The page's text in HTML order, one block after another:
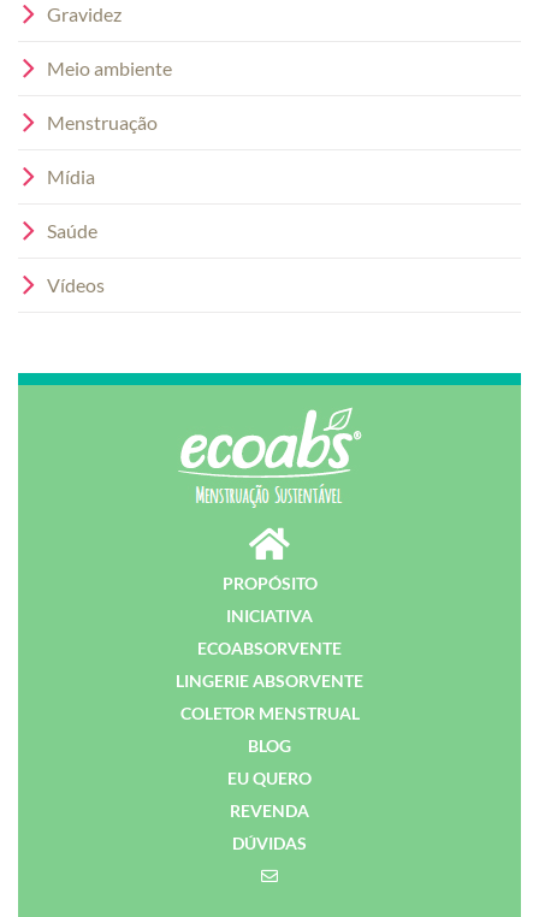
Gravidez
Meio ambiente
Menstruação
Mídia
Saúde
Vídeos
PROPÓSITO
INICIATIVA
ECOABSORVENTE
LINGERIE ABSORVENTE
COLETOR MENSTRUAL
BLOG
EU QUERO
REVENDA
DÚVIDAS